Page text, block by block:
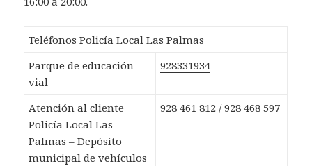
Teléfonos Policía Local Las Palmas
Parque de educación
vial
928331934
Atención al cliente
Policía Local Las
Palmas – Depósito
municipal de vehículos
928 461 812 /928 468 597